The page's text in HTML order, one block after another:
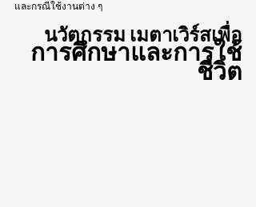
และกรณีใช้งานต่าง ๆ
นวัตกรรม เมตาเวิร์สเพื่อ
การศึกษาและการใช้
ชีวิต